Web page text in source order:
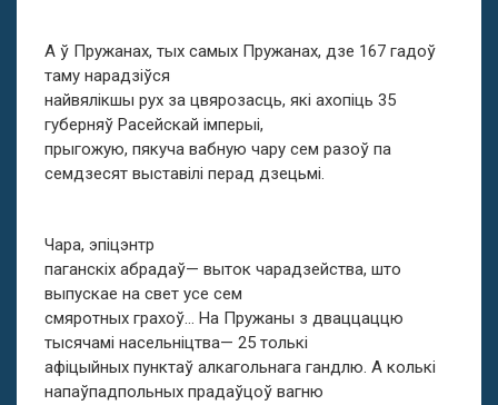
А ў Пружанах, тых самых Пружанах, дзе 167 гадоў
таму нарадзіўся
найвялікшы рух за цвярозасць, які ахопіць 35
губерняў Расейскай імперыі,
прыгожую, пякуча вабную чару сем разоў па
семдзесят выставілі перад дзецьмі.
Чара, эпіцэнтр
паганскіх абрадаў— выток чарадзейства, што
выпускае на свет усе сем
смяротных грахоў… На Пружаны з дваццаццю
тысячамі насельніцтва— 25 толькі
афіцыйных пунктаў алкагольнага гандлю. А колькі
напаўпадпольных прадаўцоў вагню